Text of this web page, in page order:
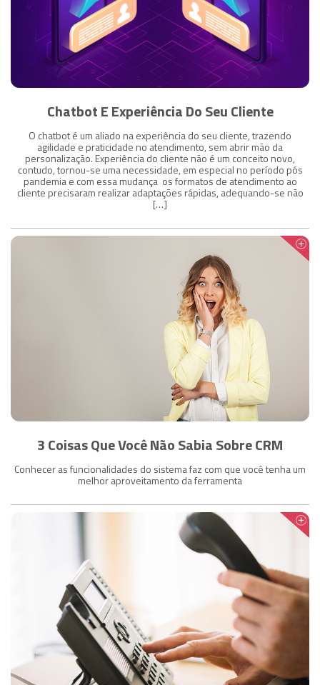
Chatbot E Experiência Do Seu Cliente
O chatbot é um aliado na experiência do seu cliente, trazendo
agilidade e praticidade no atendimento, sem abrir mão da
personalização. Experiência do cliente não é um conceito novo,
contudo, tornou-se uma necessidade, em especial no período pós
pandemia e com essa mudança os formatos de atendimento ao
cliente precisaram realizar adaptações rápidas, adequando-se não
[…]
3 Coisas Que Você Não Sabia Sobre CRM
Conhecer as funcionalidades do sistema faz com que você tenha um
melhor aproveitamento da ferramenta